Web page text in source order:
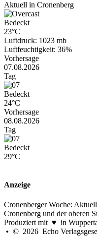
Aktuell in Cronenberg
Bedeckt
23°C
Luftdruck: 1023 mb
Luftfeuchtigkeit: 36%
Vorhersage
07.08.2026
Tag
Bedeckt
24°C
Vorhersage
08.08.2026
Tag
Bedeckt
29°C
Anzeige
Cronenberger Woche:
Cronenberg und der oberen
Produziert mit ♥ in
• © 2026 Echo